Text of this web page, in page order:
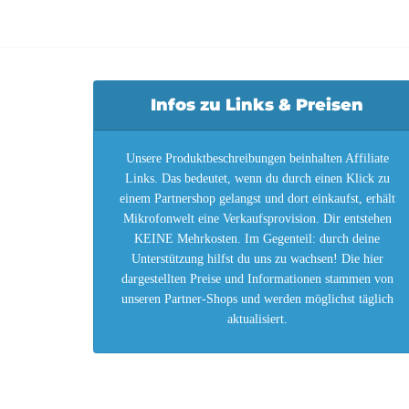
Infos zu Links & Preisen
Unsere Produktbeschreibungen beinhalten Affiliate
Links. Das bedeutet, wenn du durch einen Klick zu
einem Partnershop gelangst und dort einkaufst, erhält
Mikrofonwelt eine Verkaufsprovision. Dir entstehen
KEINE Mehrkosten. Im Gegenteil: durch deine
Unterstützung hilfst du uns zu wachsen! Die hier
dargestellten Preise und Informationen stammen von
unseren Partner-Shops und werden möglichst täglich
aktualisiert.